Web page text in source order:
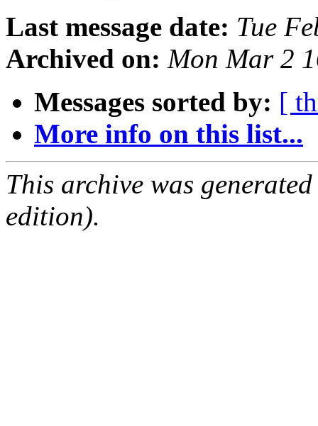
Last message date: Tue
Archived on: Mon Mar 2
Messages sorted by: [
More info on this list...
This archive was
edition).